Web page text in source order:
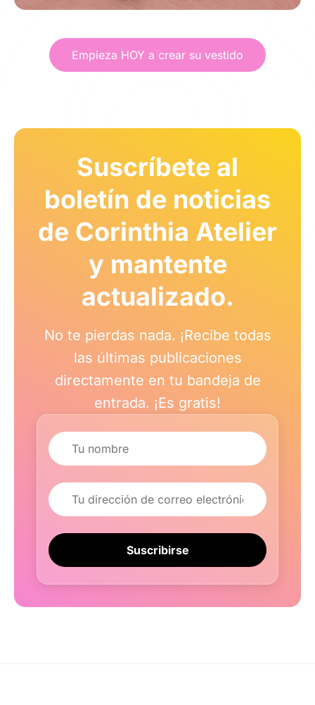
Empieza HOY a crear su vestido
Suscríbete al
boletín de noticias
de Corinthia Atelier
y mantente
actualizado.
No te pierdas nada. ¡Recibe todas
las últimas publicaciones
directamente en tu bandeja de
entrada. ¡Es gratis!
Nombre
Correo electrónico
Suscribirse